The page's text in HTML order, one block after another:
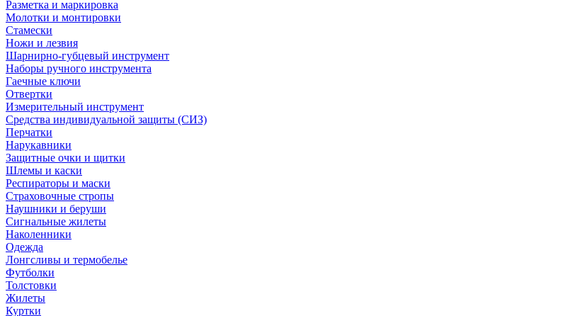
Разметка и маркировка
Молотки и монтировки
Стамески
Ножи и лезвия
Шарнирно-губцевый инструмент
Наборы ручного инструмента
Гаечные ключи
Отвертки
Измерительный инструмент
Средства индивидуальной защиты (СИЗ)
Перчатки
Нарукавники
Защитные очки и щитки
Шлемы и каски
Респираторы и маски
Страховочные стропы
Наушники и беруши
Сигнальные жилеты
Наколенники
Одежда
Лонгсливы и термобелье
Футболки
Толстовки
Жилеты
Куртки